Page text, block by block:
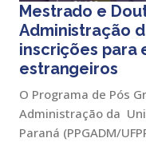
Mestrado e
Administração
inscrições para
estrangeiros
O Programa de Pós
Administração da
Paraná (PPGADM/